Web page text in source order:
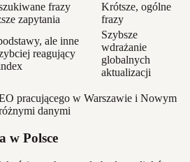
frazy
zapytania
Krótsze, ogólne
frazy
ale inne
reagujący
Szybsze
wdrażanie
globalnych
aktualizacji
w Polsce